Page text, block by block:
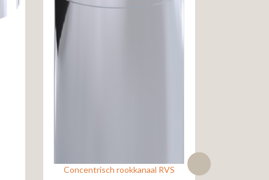
Concentrisch rookkanaal RVS